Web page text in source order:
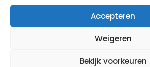
Accepteren
Weigeren
Bekijk voorkeuren
Opdrachten
Werkwijze